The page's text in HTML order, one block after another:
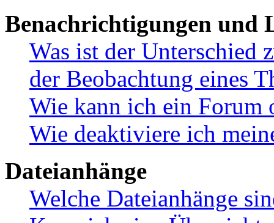
Benachrichtigungen und
Was ist der Unterschied
der Beobachtung eines
Wie kann ich ein Forum
Wie deaktiviere ich
Dateianhänge
Welche Dateianhänge